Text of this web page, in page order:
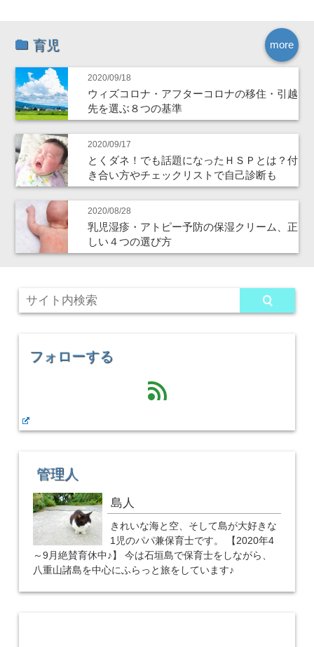
more
育児
2020/09/18
ウィズコロナ・アフターコロナの移住・引越
先を選ぶ８つの基準
2020/09/17
とくダネ！でも話題になったＨＳＰとは？付
き合い方やチェックリストで自己診断も
2020/08/28
乳児湿疹・アトピー予防の保湿クリーム、正
しい４つの選び方
フォローする
feed
管理人
島人
きれいな海と空、そして島が大好きな
1児のパパ兼保育士です。 【2020年4
～9月絶賛育休中♪】 今は石垣島で保育士をしながら、
八重山諸島を中心にふらっと旅をしています♪